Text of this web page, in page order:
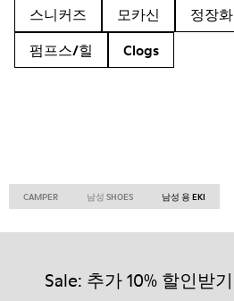
스니커즈
모카신 정장화
펌프스/힐
Clogs
CAMPER 남성 SHOES 남성 용 EKI
Sale: 추가 10% 할인받기